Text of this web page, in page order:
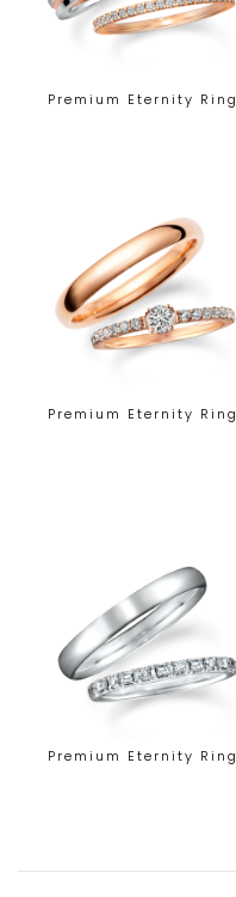
Premium Eternity Ring
Premium Eternity Ring
Premium Eternity Ring